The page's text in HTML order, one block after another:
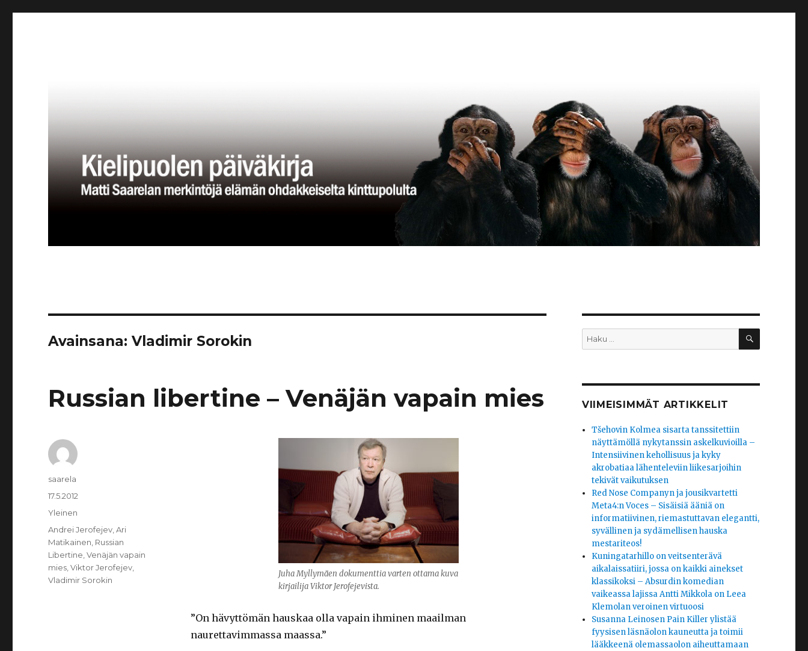
Avainsana:Vladimir Sorokin
Russian libertine – Venäjän vapain mies
Juha Myllymäen dokumenttia varten ottama kuva
kirjailija Viktor Jerofejevista.
”On hävyttömän hauskaa olla vapain ihminen maailman
naurettavimmassa maassa.”
Kirjoittaja
saarela
Julkaistu
17.5.2012
Kategoriat
Yleinen
Avainsanat
Andrei Jerofejev ,Ari
Matikainen Russian
Libertine ,Venäjän vapain
mies ,Viktor Jerofejev
Vladimir Sorokin
Etsi: HAKU
VIIMEISIMMÄT ARTIKKELIT
Tšehovin Kolmea sisarta tanssitettiin
näyttämöllä nykytanssin askelkuvioilla –
Intensiivinen kehollisuus ja kyky
akrobatiaa lähenteleviin liikesarjoihin
tekivät vaikutuksen
Red Nose Companyn ja jousikvartetti
Meta4:n Voces – Sisäisiä ääniä on
informatiivinen, riemastuttavan elegantti,
syvällinen ja sydämellisen hauska
mestariteos!
Kuningatarhillo on veitsenterävä
aikalaissatiiri, jossa on kaikki ainekset
klassikoksi – Absurdin komedian
vaikeassa lajissa Antti Mikkola on Leea
Klemolan veroinen virtuoosi
Susanna Leinosen Pain Killer ylistää
fyysisen läsnäolon kauneutta ja toimii
lääkkeenä olemassaolon aiheuttamaan